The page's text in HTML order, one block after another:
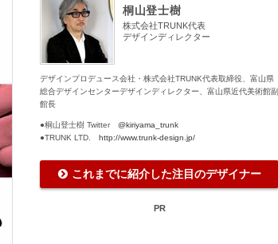
桐山登士樹
株式会社TRUNK代表
デザインディレクター
デザインプロデュース会社・株式会社TRUNK代表取締役、富山県
総合デザインセンターデザインディレクター、富山県近代美術館副
館長
●桐山登士樹 Twitter @kiriyama_trunk
●TRUNK LTD. http://www.trunk-design.jp/
これまでに紹介した注目のデザイナー
PR